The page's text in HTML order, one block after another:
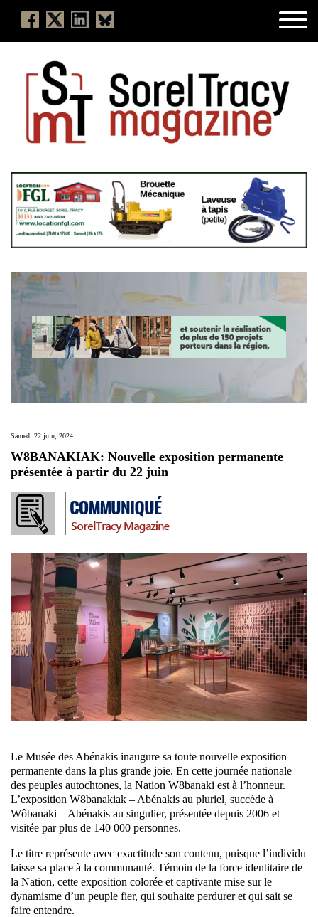
Samedi 22 juin, 2024
W8BANAKIAK: Nouvelle exposition permanente
présentée à partir du 22 juin
Le Musée des Abénakis inaugure sa toute nouvelle exposition
permanente dans la plus grande joie. En cette journée nationale
des peuples autochtones, la Nation W8banaki est à l’honneur.
L’exposition W8banakiak – Abénakis au pluriel, succède à
Wôbanaki – Abénakis au singulier, présentée depuis 2006 et
visitée par plus de 140 000 personnes.
Le titre représente avec exactitude son contenu, puisque l’individu
laisse sa place à la communauté. Témoin de la force identitaire de
la Nation, cette exposition colorée et captivante mise sur le
dynamisme d’un peuple fier, qui souhaite perdurer et qui sait se
faire entendre.